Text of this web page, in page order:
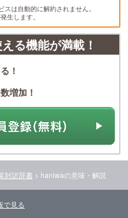
は自動的に解約されません。
生します。
る機能が満載！
！
増加！
対訳辞書 > haniwaの意味・解説
で見る